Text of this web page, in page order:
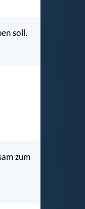
soll.
zum